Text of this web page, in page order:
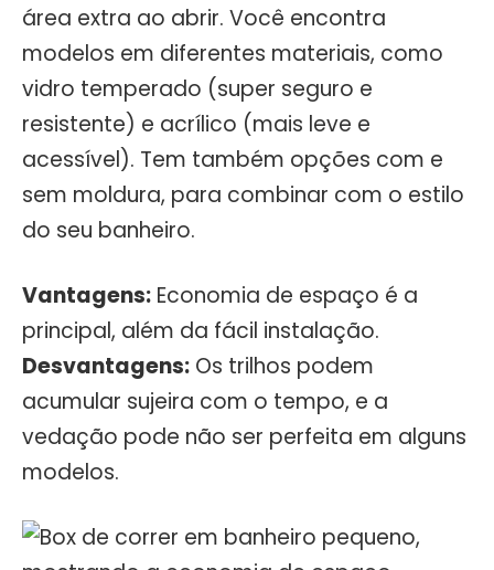
área extra ao abrir. Você encontra
modelos em diferentes materiais, como
vidro temperado (super seguro e
resistente) e acrílico (mais leve e
acessível). Tem também opções com e
sem moldura, para combinar com o estilo
do seu banheiro.
Vantagens: Economia de espaço é a
principal, além da fácil instalação.
Desvantagens: Os trilhos podem
acumular sujeira com o tempo, e a
vedação pode não ser perfeita em alguns
modelos.